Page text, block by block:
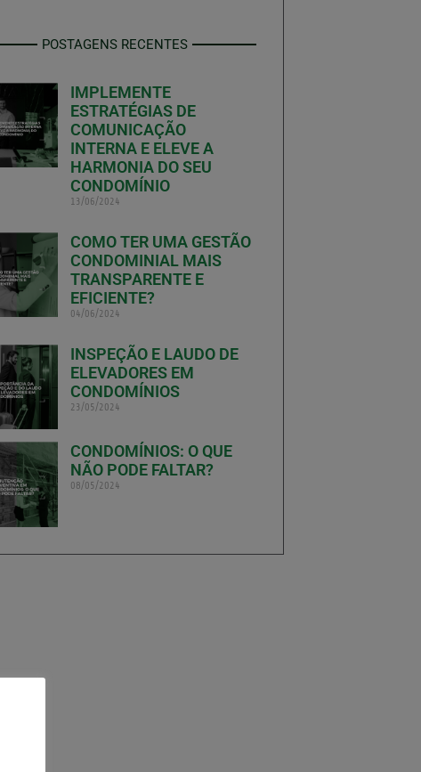
POSTAGENS RECENTES
IMPLEMENTE
ESTRATÉGIAS DE
COMUNICAÇÃO
INTERNA E ELEVE A
HARMONIA DO SEU
CONDOMÍNIO
13/06/2024
COMO TER UMA GESTÃO
CONDOMINIAL MAIS
TRANSPARENTE E
EFICIENTE?
04/06/2024
INSPEÇÃO E LAUDO DE
ELEVADORES EM
CONDOMÍNIOS
23/05/2024
CONDOMÍNIOS: O QUE
NÃO PODE FALTAR?
08/05/2024